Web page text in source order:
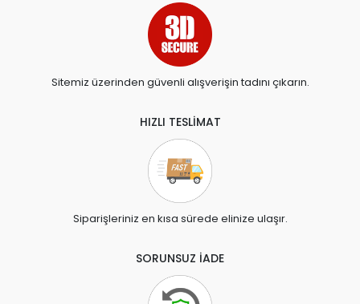
Sitemiz üzerinden güvenli alışverişin tadını çıkarın.
HIZLI TESLİMAT
Siparişleriniz en kısa sürede elinize ulaşır.
SORUNSUZ İADE